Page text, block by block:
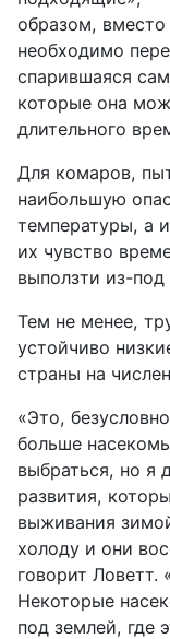
образом,
необходимо
спарившаяся
которые она
длительного
Для комаров,
наибольшую
температуры, а
их чувство
выползти из-
Тем не менее,
устойчиво
страны на
«Это,
больше
выбраться, но я
развития,
выживания
холоду и они
говорит
Некоторые
под землей, где